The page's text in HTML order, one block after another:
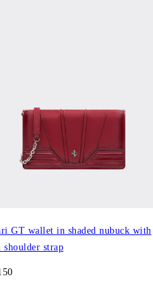
GT wallet in shaded nubuck with
shoulder strap